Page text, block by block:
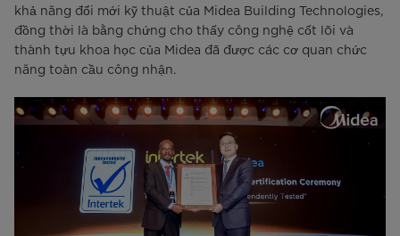
khả năng đổi mới kỹ thuật của Midea Building Technologies,
đồng thời là bằng chứng cho thấy công nghệ cốt lõi và
thành tựu khoa học của Midea đã được các cơ quan chức
năng toàn cầu công nhận.